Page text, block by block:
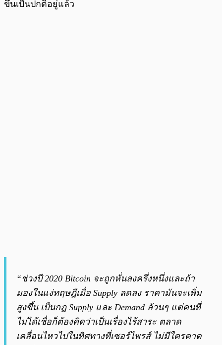
ขึ้นเป็นปกติอยู่แล้ว
“ช่วงปี 2020 Bitcoin จะถูกหั่นลงครึ่งหนึ่งและถ้า
มองในแง่ทฤษฎีเมื่อ Supply ลดลง ราคามันจะเพิ่ม
สูงขึ้น เป็นกฎ Supply และ Demand ล้วนๆ แต่คนที่
ไม่ได้เชื่อก็ต้องคิดว่าเป็นเรื่องไร้สาระ ตลาด
เคลื่อนไหวไปในทิศทางที่เซอร์ไพรส์ ไม่มีใครคาด